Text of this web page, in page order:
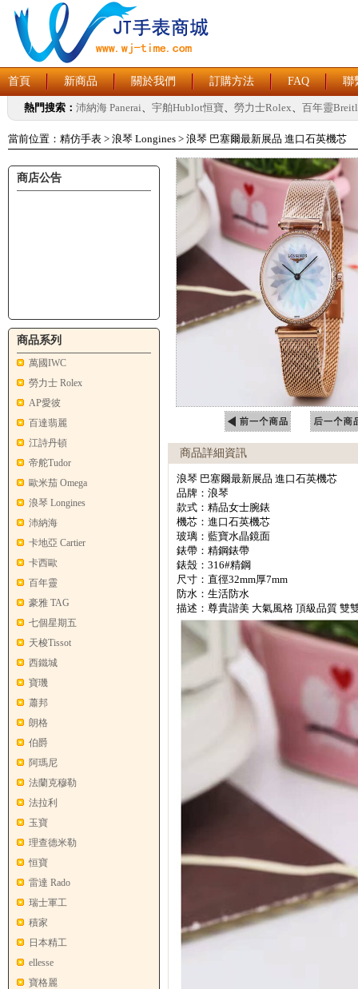
首頁 新商品 關於我們 訂購方法 FAQ 聯
熱門搜索： 沛納海 Panerai、 宇舶Hublot恒寶、 勞力士Rolex、 百年靈
當前位置： 精仿手表 > 浪琴 Longines > 浪琴 巴塞爾最新展品 進口石英機芯
商店公告
商品系列
萬國IWC
勞力士 Rolex
AP愛彼
百達翡麗
江詩丹頓
帝舵Tudor
歐米茄 Omega
浪琴 Longines
沛納海
卡地亞 Cartier
卡西歐
百年靈
豪雅 TAG
七個星期五
天梭Tissot
西鐵城
寶璣
蕭邦
朗格
伯爵
阿瑪尼
法蘭克穆勒
法拉利
玉寶
理查德米勒
恒寶
雷達 Rado
瑞士軍工
積家
日本精工
ellesse
寶格麗
商品詳細資訊
浪琴 巴塞爾最新展品 進口石英機芯
品牌：浪琴
款式：精品女士腕錶
機芯：進口石英機芯
玻璃：藍寶水晶鏡面
錶帶：精鋼錶帶
錶殼：316#精鋼
尺寸：直徑32mm厚7mm
防水：生活防水
描述：尊貴諧美 大氣風格 頂級品質 雙